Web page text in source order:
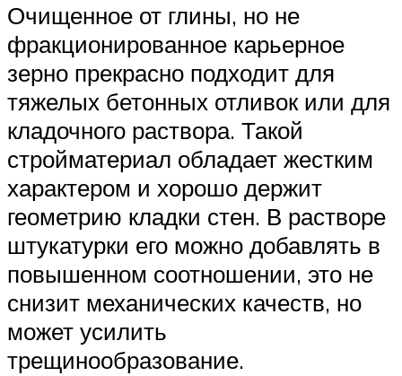
Очищенное от глины, но не
фракционированное карьерное
зерно прекрасно подходит для
тяжелых бетонных отливок или для
кладочного раствора. Такой
стройматериал обладает жестким
характером и хорошо держит
геометрию кладки стен. В растворе
штукатурки его можно добавлять в
повышенном соотношении, это не
снизит механических качеств, но
может усилить
трещинообразование.